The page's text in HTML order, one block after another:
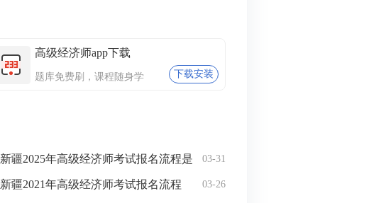
高级经济师app下载
题库免费刷，课程随身学 下载安装
新疆2025年高级经济师考试报名流程是
怎样的？
03-31
新疆2021年高级经济师考试报名流程 03-26